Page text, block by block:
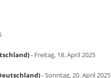
- Freitag, 18. April 2025
- Sonntag, 20. April 2025